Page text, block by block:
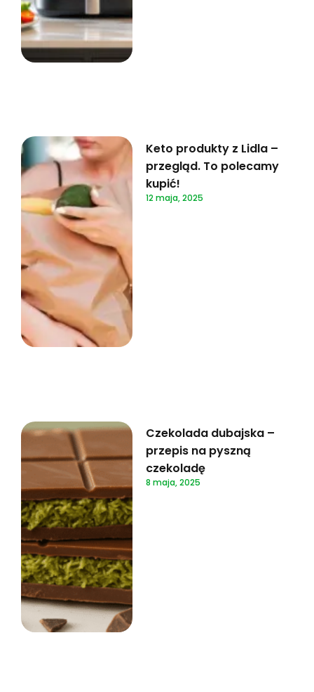
Keto produkty z Lidla –
przegląd. To polecamy
kupić!
12 maja, 2025
Czekolada dubajska –
przepis na pyszną
czekoladę
8 maja, 2025